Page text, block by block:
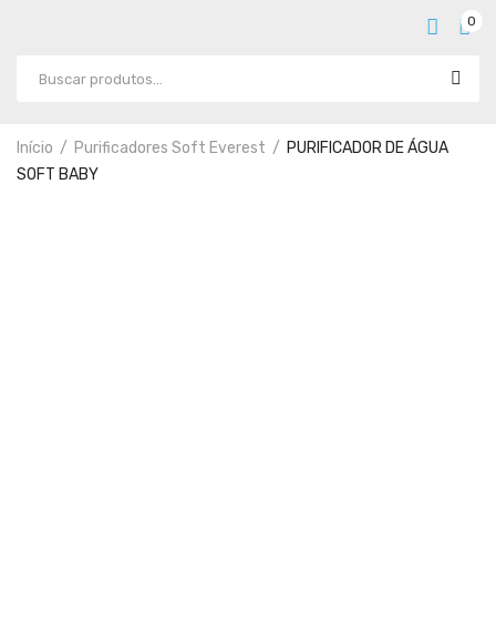
0
Início Purificadores Soft Everest
PURIFICADOR DE ÁGUA
SOFT BABY